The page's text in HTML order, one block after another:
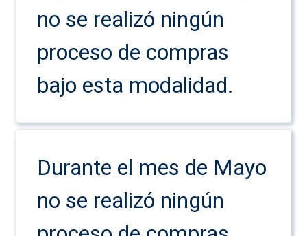
no se realizó ningún
proceso de compras
bajo esta modalidad.
Durante el mes de Mayo
no se realizó ningún